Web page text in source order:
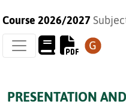
Course 2026/2027
PRESENTATION